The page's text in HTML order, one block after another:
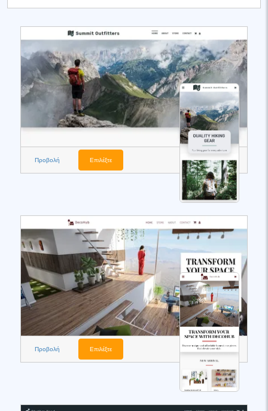
Προβολή Επιλέξτε
Προβολή Επιλέξτε